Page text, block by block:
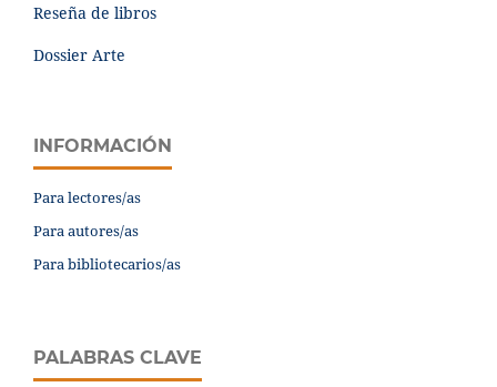
Reseña de libros
Dossier Arte
INFORMACIÓN
Para lectores/as
Para autores/as
Para bibliotecarios/as
PALABRAS CLAVE